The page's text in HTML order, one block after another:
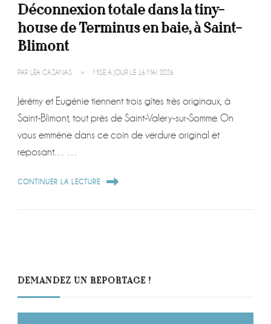
Déconnexion totale dans la tiny-
house de Terminus en baie, à Saint-
Blimont
PAR LÉA CAZANAS MISE À JOUR LE 16 MAI 2026
Jérémy et Eugénie tiennent trois gîtes très originaux, à
Saint-Blimont, tout près de Saint-Valery-sur-Somme. On
vous emmène dans ce coin de verdure original et
reposant… …
CONTINUER LA LECTURE
DEMANDEZ UN REPORTAGE !